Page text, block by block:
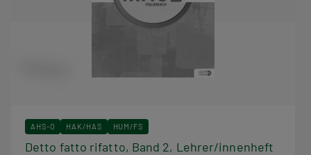
AHS-O HAK/HAS HUM/FS
Detto fatto rifatto, Band 2, Lehrer/innenheft